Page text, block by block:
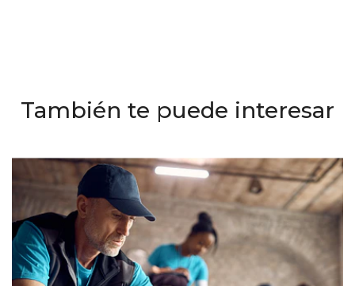
También te puede interesar